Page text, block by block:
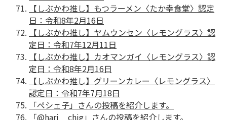
【しぶかわ推し】もつラーメン〈たか幸⾷堂〉認定
日：令和8年2月16日
【しぶかわ推し】ヤムウンセン〈レモングラス〉認
定日：令和7年12月11日
【しぶかわ推し】カオマンガイ〈レモングラス〉認
定日：令和8年2月16日
【しぶかわ推し】グリーンカレー〈レモングラス〉
認定日：令和7年7月18日
「ぺシェ子」さんの投稿を紹介します。
「@hari__chig」さんの投稿を紹介します。